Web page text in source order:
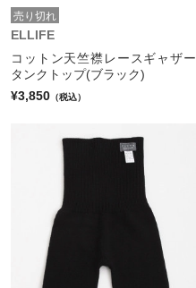
売り切れ
ELLIFE
コットン天竺襟レースギャザー
タンクトップ(ブラック)
¥3,850 （税込）